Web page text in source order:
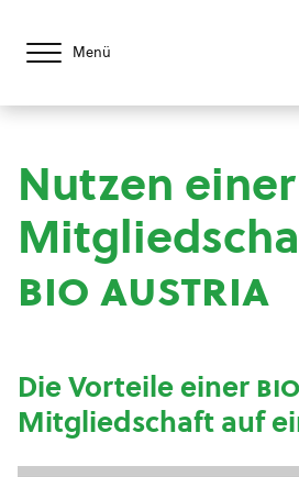
Menü
Nutzen einer
bio austria
Die Vorteile einer
Mitgliedschaft auf